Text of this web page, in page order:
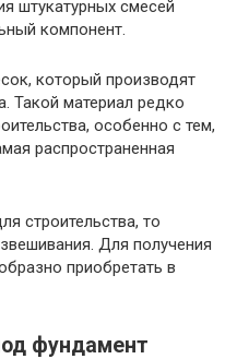
штукатурных смесей
компонент.
который производят
Такой материал редко
особенно с тем,
распространенная
строительства, то
Для получения
приобретать в
фундамент